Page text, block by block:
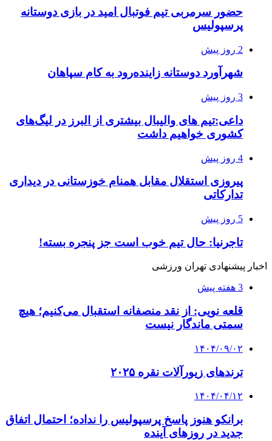
حضور سرمربی تیم فوتبال امید در بازی دوستانه
پرسپولیس
2 روز پیش
شهرآورد دوستانه زاینده‌رود به کام سپاهان
3 روز پیش
داعی:تیم های والیبال بیشتری از البرز در لیگ‌های
کشوری خواهیم داشت
4 روز پیش
پیروزی استقلال مقابل همنام خوزستانی در دیداری
تدارکاتی
5 روز پیش
تاجرنیا: حال تیم خوب است جز پنجره بسته!
اخبار پیشنهادی تهران ورزشی
3 هفته پیش
قلعه نویی: از نقد منصفانه استقبال می‌کنیم؛ هیچ
سمتی ماندگار نیست
۱۴۰۴/۰۹/۰۲
ترندهای زیورآلات نقره ۲۰۲۵
۱۴۰۴/۰۴/۱۲
برانکو هنوز پاسخ پرسپولیس را نداده؛ احتمال اتفاق
جدید در روزهای آینده